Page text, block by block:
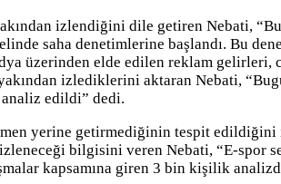
izlendiğini dile getiren Nebati,
saha denetimlerine başlandı. Bu
üzerinden elde edilen reklam gelirleri,
izlediklerini aktaran Nebati,
edildi” dedi.
yerine getirmediğinin tespit edildiğini
bilgisini veren Nebati, “E-spor
kapsamına giren 3 bin kişilik